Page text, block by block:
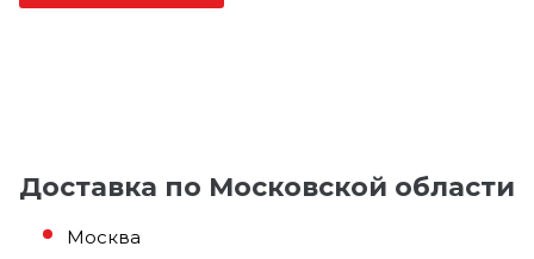
Доставка по Московской области
Москва